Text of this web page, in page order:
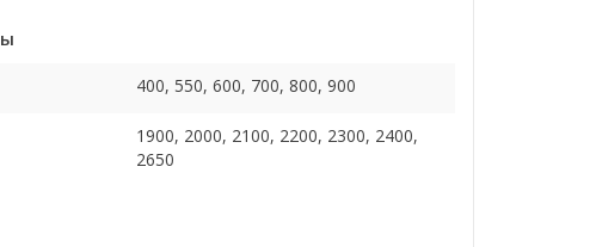
400, 550, 600, 700, 800, 900
1900, 2000, 2100, 2200, 2300, 2400,
2650